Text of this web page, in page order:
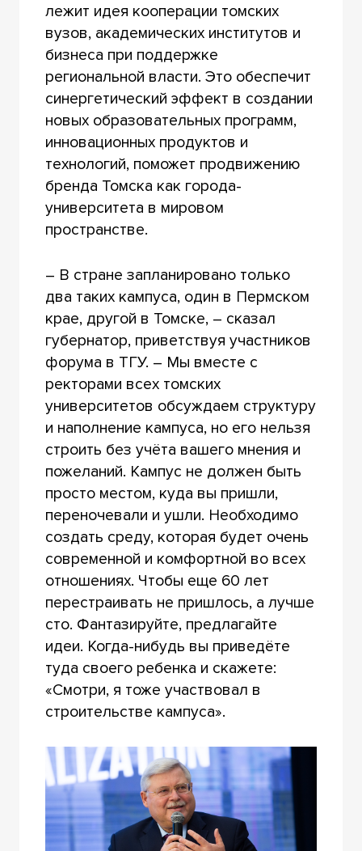
лежит идея кооперации томских
вузов, академических институтов и
бизнеса при поддержке
региональной власти. Это обеспечит
синергетический эффект в создании
новых образовательных программ,
инновационных продуктов и
технологий, поможет продвижению
бренда Томска как города-
университета в мировом
пространстве.
– В стране запланировано только
два таких кампуса, один в Пермском
крае, другой в Томске, – сказал
губернатор, приветствуя участников
форума в ТГУ. – Мы вместе с
ректорами всех томских
университетов обсуждаем структуру
и наполнение кампуса, но его нельзя
строить без учёта вашего мнения и
пожеланий. Кампус не должен быть
просто местом, куда вы пришли,
переночевали и ушли. Необходимо
создать среду, которая будет очень
современной и комфортной во всех
отношениях. Чтобы еще 60 лет
перестраивать не пришлось, а лучше
сто. Фантазируйте, предлагайте
идеи. Когда-нибудь вы приведёте
туда своего ребенка и скажете:
«Смотри, я тоже участвовал в
строительстве кампуса».